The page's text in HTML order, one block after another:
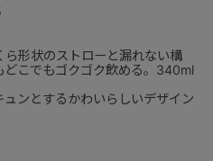
形状のストローと漏れない構
どこでもゴクゴク飲める。340ml
ンとするかわいらしいデザイン